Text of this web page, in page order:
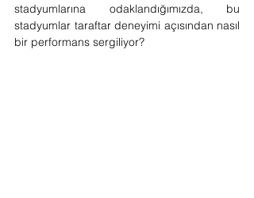
stadyumlarına odaklandığımızda, bu
stadyumlar taraftar deneyimi açısından nasıl
bir performans sergiliyor?